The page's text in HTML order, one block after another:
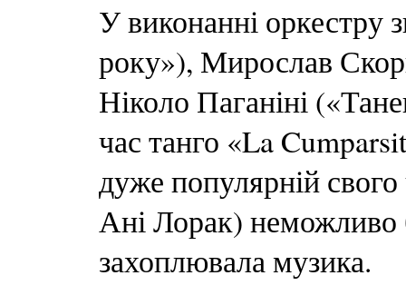
У виконанні оркестру
року»), Мирослав
Ніколо Паганіні
час танго «La
дуже популярній
Ані Лорак) неможливо
захоплювала музика.